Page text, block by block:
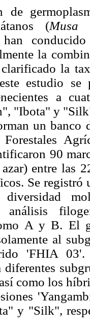
de
(Musa
han
la
la
estudio se
a
"Ibota" y
un banco
Forestales
90
entre las
Se registró
análisis
A y B. El
al
'FHIA 03'.
diferentes
como los
y "Silk",